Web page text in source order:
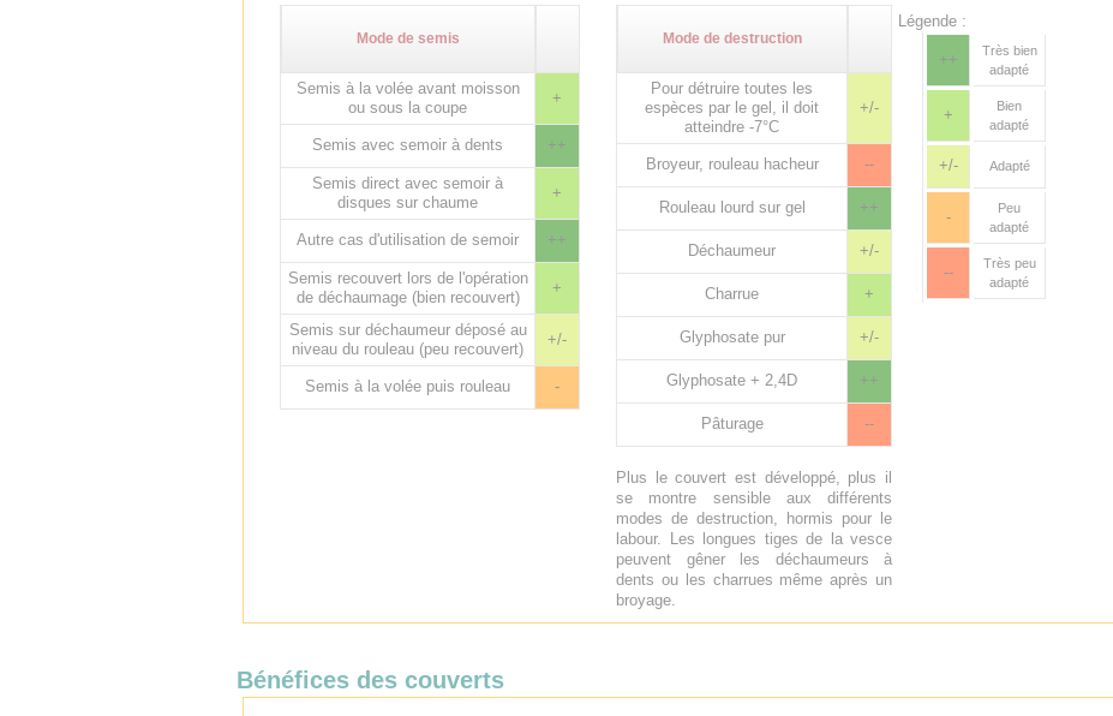
Mode de semis
Semis à la volée avant moisson
ou sous la coupe
+
Semis avec semoir à dents ++
Semis direct avec semoir à
disques sur chaume
+
Autre cas d'utilisation de semoir ++
Semis recouvert lors de l'opération
de déchaumage (bien recouvert)
+
Semis sur déchaumeur déposé au
niveau du rouleau (peu recouvert)
+/-
Semis à la volée puis rouleau -
Mode de destruction
Pour détruire toutes les
espèces par le gel, il doit
atteindre -7°C
+/-
Broyeur, rouleau hacheur --
Rouleau lourd sur gel ++
Déchaumeur +/-
Charrue +
Glyphosate pur +/-
Glyphosate + 2,4D ++
Pâturage --
Plus le couvert est développé, plus il
se montre sensible aux différents
modes de destruction, hormis pour le
labour. Les longues tiges de la vesce
peuvent gêner les déchaumeurs à
dents ou les charrues même après un
broyage.
Légende :
++
Très bien
adapté
+
Bien
adapté
+/- Adapté
-
Peu
adapté
--
Très peu
adapté
Bénéfices des couverts